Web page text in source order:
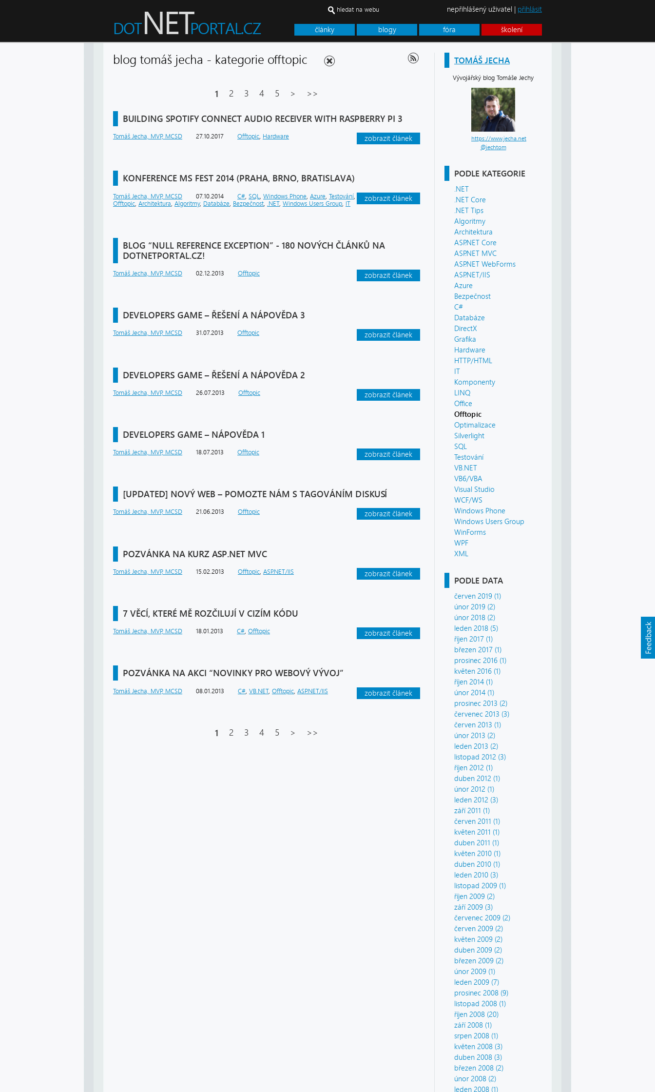
články blogy fóra školení
hledat na webu nepřihlášený uživatel | přihlásit
TOMÁŠ JECHA
Vývojářský blog Tomáše Jechy
https://www.jecha.net
@jechtom
PODLE KATEGORIE
.NET
.NET Core
.NET Tips
Algoritmy
Architektura
ASP.NET Core
ASP.NET MVC
ASP.NET WebForms
ASP.NET/IIS
Azure
Bezpečnost
C#
Databáze
DirectX
Grafika
Hardware
HTTP/HTML
IT
Komponenty
LINQ
Office
Offtopic
Optimalizace
Silverlight
SQL
Testování
VB.NET
VB6/VBA
Visual Studio
WCF/WS
Windows Phone
Windows Users Group
WinForms
WPF
XML
PODLE DATA
červen 2019 (1)
únor 2019 (2)
únor 2018 (2)
leden 2018 (5)
říjen 2017 (1)
březen 2017 (1)
prosinec 2016 (1)
květen 2016 (1)
říjen 2014 (1)
únor 2014 (1)
prosinec 2013 (2)
červenec 2013 (3)
červen 2013 (1)
únor 2013 (2)
leden 2013 (2)
listopad 2012 (3)
říjen 2012 (1)
duben 2012 (1)
únor 2012 (1)
leden 2012 (3)
září 2011 (1)
červen 2011 (1)
květen 2011 (1)
duben 2011 (1)
květen 2010 (1)
duben 2010 (1)
leden 2010 (3)
listopad 2009 (1)
říjen 2009 (2)
září 2009 (3)
červenec 2009 (2)
červen 2009 (2)
květen 2009 (2)
duben 2009 (2)
březen 2009 (2)
únor 2009 (1)
leden 2009 (7)
prosinec 2008 (9)
listopad 2008 (1)
říjen 2008 (20)
září 2008 (1)
srpen 2008 (1)
květen 2008 (3)
duben 2008 (3)
březen 2008 (2)
únor 2008 (2)
leden 2008 (1)
blog tomáš jecha - kategorie offtopic
1 2 3 4 5 > >>
BUILDING SPOTIFY CONNECT AUDIO RECEIVER WITH RASPBERRY PI 3
zobrazit článek
Tomáš Jecha, MVP, MCSD 27.10.2017 Offtopic, Hardware
KONFERENCE MS FEST 2014 (PRAHA, BRNO, BRATISLAVA)
zobrazit článek
Tomáš Jecha, MVP, MCSD 07.10.2014 C# SQL Windows Phone Azure Testování
Offtopic Architektura Algoritmy, Databáze Bezpečnost .NET, Windows Users Group IT
BLOG “NULL REFERENCE EXCEPTION” - 180 NOVÝCH ČLÁNKŮ NA
DOTNETPORTAL.CZ!
zobrazit článek
Tomáš Jecha, MVP, MCSD 02.12.2013 Offtopic
DEVELOPERS GAME – ŘEŠENÍ A NÁPOVĚDA 3
zobrazit článek
Tomáš Jecha, MVP, MCSD 31.07.2013 Offtopic
DEVELOPERS GAME – ŘEŠENÍ A NÁPOVĚDA 2
zobrazit článek
Tomáš Jecha, MVP, MCSD 26.07.2013 Offtopic
DEVELOPERS GAME – NÁPOVĚDA 1
zobrazit článek
Tomáš Jecha, MVP, MCSD 18.07.2013 Offtopic
[UPDATED] NOVÝ WEB – POMOZTE NÁM S TAGOVÁNÍM DISKUSÍ
zobrazit článek
Tomáš Jecha, MVP, MCSD 21.06.2013 Offtopic
POZVÁNKA NA KURZ ASP.NET MVC
zobrazit článek
Tomáš Jecha, MVP, MCSD 15.02.2013 Offtopic ASP.NET/IIS
7 VĚCÍ, KTERÉ MĚ ROZČILUJÍ V CIZÍM KÓDU
zobrazit článek
Tomáš Jecha, MVP, MCSD 18.01.2013 C#, Offtopic
POZVÁNKA NA AKCI “NOVINKY PRO WEBOVÝ VÝVOJ”
zobrazit článek
Tomáš Jecha, MVP, MCSD 08.01.2013 C# VB.NET, Offtopic ASP.NET/IIS
1 2 3 4 5 > >>